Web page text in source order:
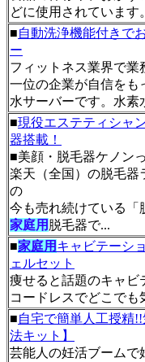
どに使用されています。
■自動洗浄機能付きで
ー
フィットネス業界で
一位の企業が自信をも
水サーバーです。水素
■現役エステティシャ
器搭載！
■美顔・脱毛器ケノン
楽天（全国）の脱毛
の
今も売れ続けている「
家庭用 脱毛器で...
■家庭用 キャビテーシ
ェルセット
痩せると話題のキャビ
コードレスでどこでも
■自宅で簡単人工授精
法キット】
芸能人の妊活ブームで